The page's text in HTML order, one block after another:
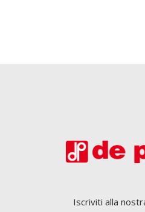
Iscriviti alla